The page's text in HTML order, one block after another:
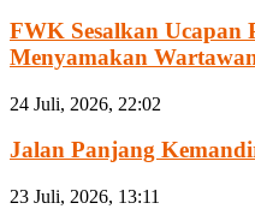
FWK Sesalkan Ucapan
Menyamakan
24 Juli, 2026, 22:02
Jalan Panjang
23 Juli, 2026, 13:11